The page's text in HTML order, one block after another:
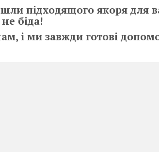
підходящого якоря для
біда!
і ми завжди готові